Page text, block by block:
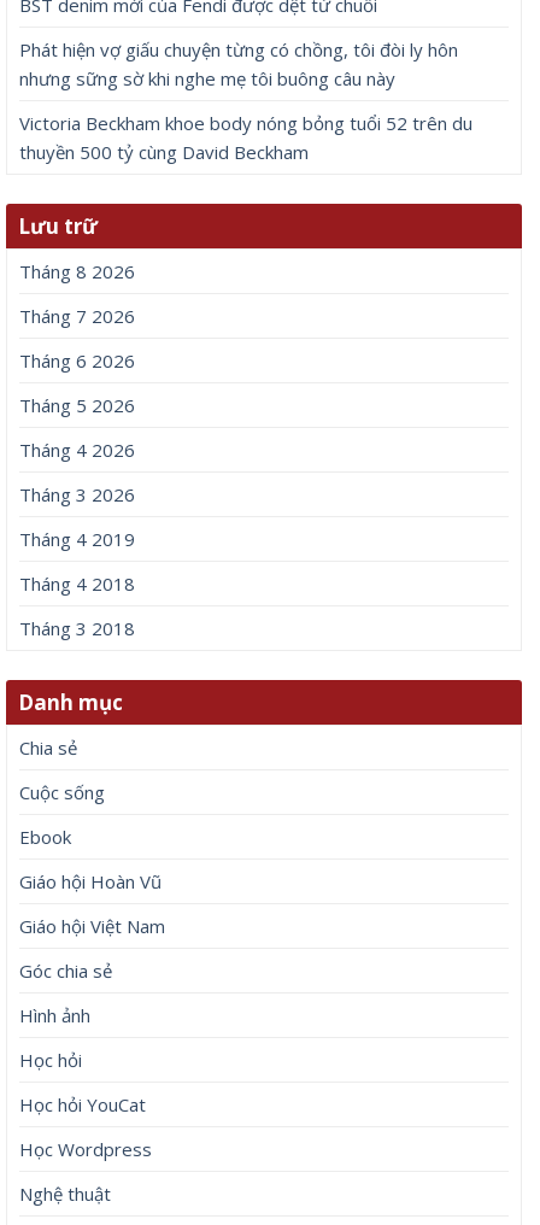
BST denim mới của Fendi được dệt từ chuối
Phát hiện vợ giấu chuyện từng có chồng, tôi đòi ly hôn
nhưng sững sờ khi nghe mẹ tôi buông câu này
Victoria Beckham khoe body nóng bỏng tuổi 52 trên du
thuyền 500 tỷ cùng David Beckham
Lưu trữ
Tháng 8 2026
Tháng 7 2026
Tháng 6 2026
Tháng 5 2026
Tháng 4 2026
Tháng 3 2026
Tháng 4 2019
Tháng 4 2018
Tháng 3 2018
Danh mục
Chia sẻ
Cuộc sống
Ebook
Giáo hội Hoàn Vũ
Giáo hội Việt Nam
Góc chia sẻ
Hình ảnh
Học hỏi
Học hỏi YouCat
Học Wordpress
Nghệ thuật